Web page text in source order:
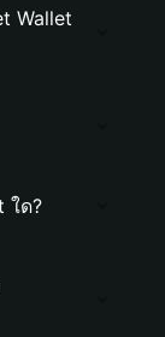
Wallet
ใด?